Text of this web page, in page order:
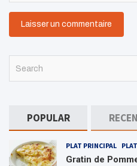
POPULAR
PLAT PRINCIPAL
Gratin de